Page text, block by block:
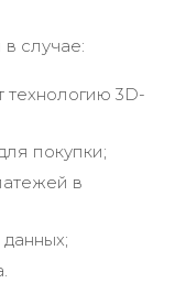
в случае:
3D-
покупки;
в